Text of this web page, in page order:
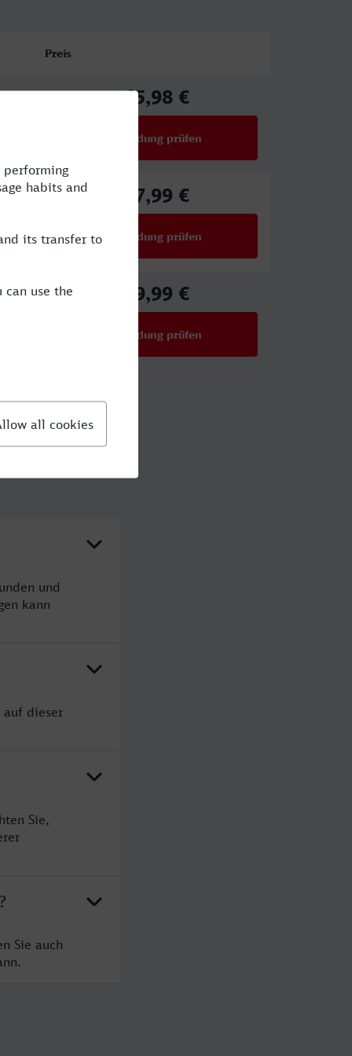
Preis
65,98 €
Verbindung prüfen
87,99 €
Verbindung prüfen
59,99 €
Verbindung prüfen
und
kann
auf dieser
Sie,
Sie auch